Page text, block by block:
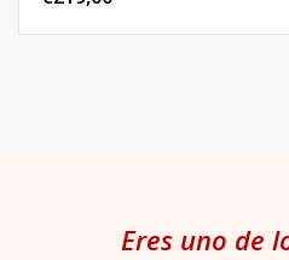
Eres uno de